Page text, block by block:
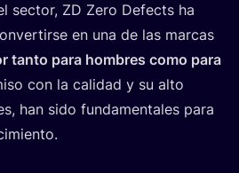
sec­tor, ZD Zero Defects ha
en una de las mar­cas
tan­to para hom­bres como para
con la cali­dad y su alto
han sido fun­da­men­ta­les para